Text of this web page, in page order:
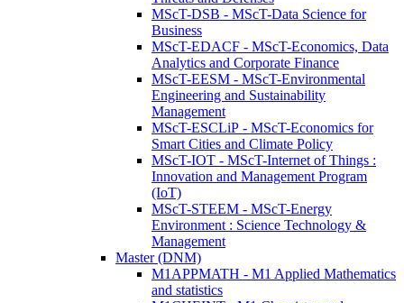
MScT-DSB - MScT-Data Science for
Business
MScT-EDACF - MScT-Economics, Data
Analytics and Corporate Finance
MScT-EESM - MScT-Environmental
Engineering and Sustainability
Management
MScT-ESCLiP - MScT-Economics for
Smart Cities and Climate Policy
MScT-IOT - MScT-Internet of Things :
Innovation and Management Program
(IoT)
MScT-STEEM - MScT-Energy
Environment : Science Technology &
Management
Master (DNM)
M1APPMATH - M1 Applied Mathematics
and statistics